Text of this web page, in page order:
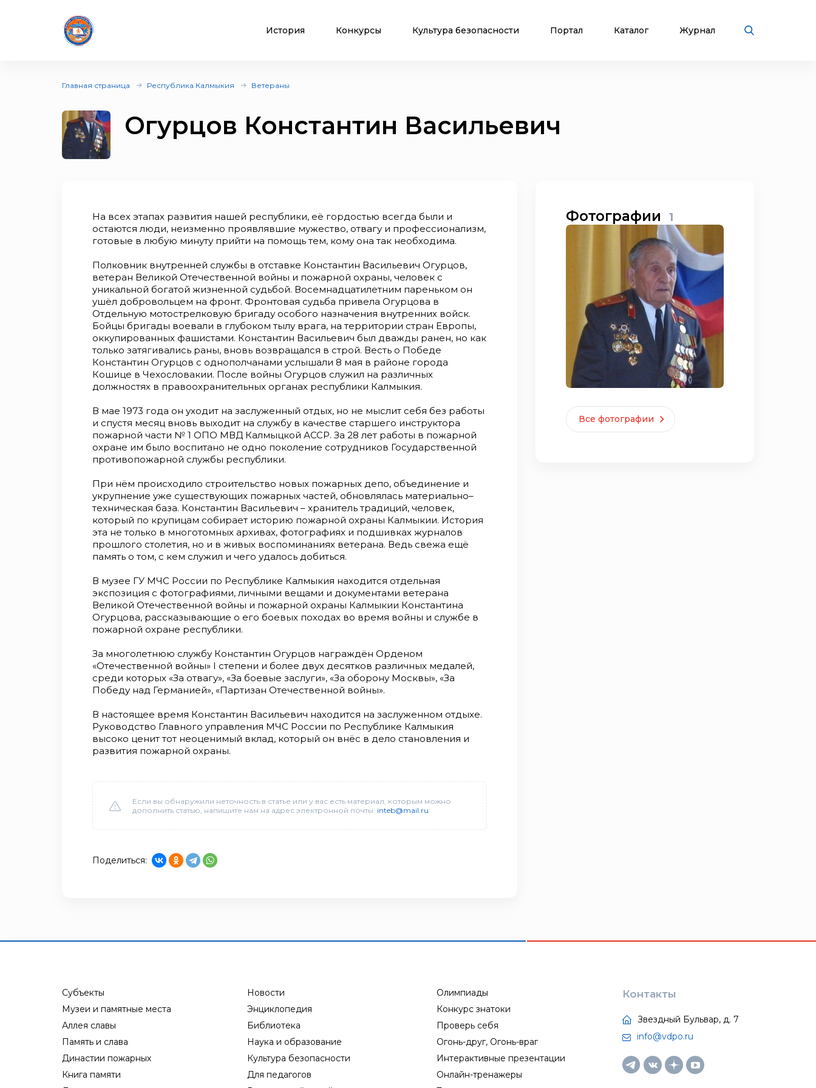
История Конкурсы Культура безопасности Портал Каталог Журнал
Главная страница Республика Калмыкия Ветераны
Огурцов Константин Васильевич
На всех этапах развития нашей республики, её гордостью всегда были и
остаются люди, неизменно проявлявшие мужество, отвагу и профессионализм,
готовые в любую минуту прийти на помощь тем, кому она так необходима.
Полковник внутренней службы в отставке Константин Васильевич Огурцов,
ветеран Великой Отечественной войны и пожарной охраны, человек с
уникальной богатой жизненной судьбой. Восемнадцатилетним пареньком он
ушёл добровольцем на фронт. Фронтовая судьба привела Огурцова в
Отдельную мотострелковую бригаду особого назначения внутренних войск.
Бойцы бригады воевали в глубоком тылу врага, на территории стран Европы,
оккупированных фашистами. Константин Васильевич был дважды ранен, но как
только затягивались раны, вновь возвращался в строй. Весть о Победе
Константин Огурцов с однополчанами услышали 8 мая в районе города
Кошице в Чехословакии. После войны Огурцов служил на различных
должностях в правоохранительных органах республики Калмыкия.
В мае 1973 года он уходит на заслуженный отдых, но не мыслит себя без работы
и спустя месяц вновь выходит на службу в качестве старшего инструктора
пожарной части № 1 ОПО МВД Калмыцкой АССР. За 28 лет работы в пожарной
охране им было воспитано не одно поколение сотрудников Государственной
противопожарной службы республики.
При нём происходило строительство новых пожарных депо, объединение и
укрупнение уже существующих пожарных частей, обновлялась материально–
техническая база. Константин Васильевич – хранитель традиций, человек,
который по крупицам собирает историю пожарной охраны Калмыкии. История
эта не только в многотомных архивах, фотографиях и подшивках журналов
прошлого столетия, но и в живых воспоминаниях ветерана. Ведь свежа ещё
память о том, с кем служил и чего удалось добиться.
В музее ГУ МЧС России по Республике Калмыкия находится отдельная
экспозиция с фотографиями, личными вещами и документами ветерана
Великой Отечественной войны и пожарной охраны Калмыкии Константина
Огурцова, рассказывающие о его боевых походах во время войны и службе в
пожарной охране республики.
За многолетнюю службу Константин Огурцов награждён Орденом
«Отечественной войны» I степени и более двух десятков различных медалей,
среди которых «За отвагу», «За боевые заслуги», «За оборону Москвы», «За
Победу над Германией», «Партизан Отечественной войны».
В настоящее время Константин Васильевич находится на заслуженном отдыхе.
Руководство Главного управления МЧС России по Республике Калмыкия
высоко ценит тот неоценимый вклад, который он внёс в дело становления и
развития пожарной охраны.
Если вы обнаружили неточность в статье или у вас есть материал, которым можно
дополнить статью, напишите нам на адрес электронной почты: inteb@mail.ru
Поделиться:
Фотографии 1
Все фотографии
Субъекты
Музеи и памятные места
Аллея славы
Память и слава
Династии пожарных
Книга памяти
Новости
Энциклопедия
Библиотека
Наука и образование
Культура безопасности
Для педагогов
Олимпиады
Конкурс знатоки
Проверь себя
Огонь-друг, Огонь-враг
Интерактивные презентации
Онлайн-тренажеры
Контакты
Звездный Бульвар, д. 7
info@vdpo.ru